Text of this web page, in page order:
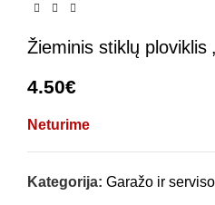
Žieminis stiklų ploviklis
4.50€
Neturime
Kategorija: Garažo ir